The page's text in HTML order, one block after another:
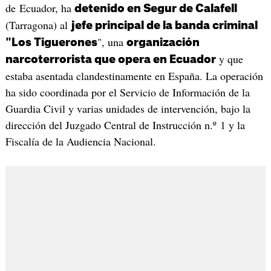
de Ecuador, ha detenido en Segur de Calafell
(Tarragona) al jefe principal de la banda criminal
"Los Tiguerones", una organización
narcoterrorista que opera en Ecuadory que
estaba asentada clandestinamente en España. La operación
ha sido coordinada por el Servicio de Información de la
Guardia Civil y varias unidades de intervención, bajo la
dirección del Juzgado Central de Instrucción n.º 1 y la
Fiscalía de la Audiencia Nacional.